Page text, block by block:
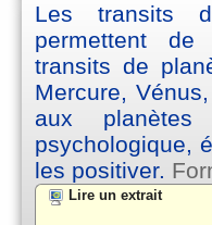
Les transits
permettent de
transits de
Mercure,
aux
psychologique,
les positiver.
Lire un extrait